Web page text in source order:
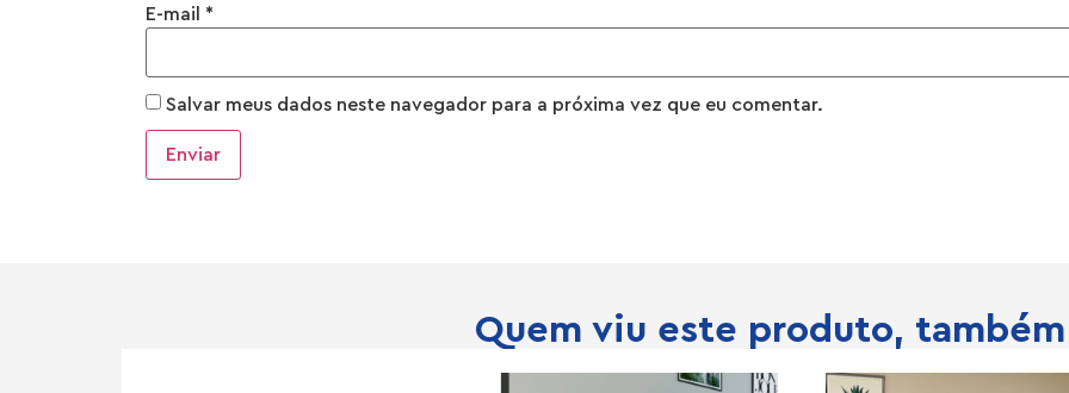
E-mail *
Salvar meus dados neste navegador para a próxima vez que eu comentar.
Quem viu este produto,